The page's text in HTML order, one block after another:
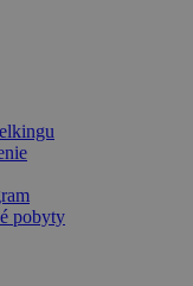
pobyty